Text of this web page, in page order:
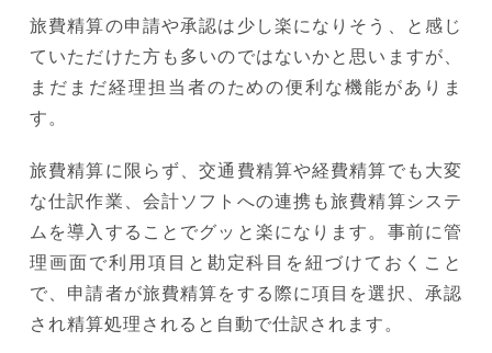
旅費精算の申請や承認は少し楽になりそう、と感じ
ていただけた方も多いのではないかと思いますが、
まだまだ経理担当者のための便利な機能がありま
す。
旅費精算に限らず、交通費精算や経費精算でも大変
な仕訳作業、会計ソフトへの連携も旅費精算システ
ムを導入することでグッと楽になります。事前に管
理画面で利用項目と勘定科目を紐づけておくこと
で、申請者が旅費精算をする際に項目を選択、承認
され精算処理されると自動で仕訳されます。